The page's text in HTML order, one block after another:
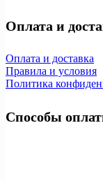
Оплата и
Оплата и доставка
Правила и условия
Политика
Способы